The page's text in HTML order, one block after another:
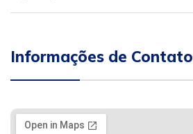
Informações de Contato